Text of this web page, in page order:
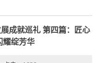
成就巡礼 第四篇：匠心
耀绽芳华